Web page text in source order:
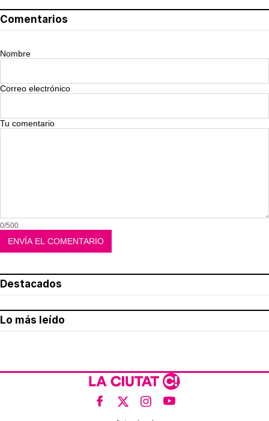
Comentarios
Nombre
Correo electrónico
Tu comentario
0/500
Destacados
Lo más leído